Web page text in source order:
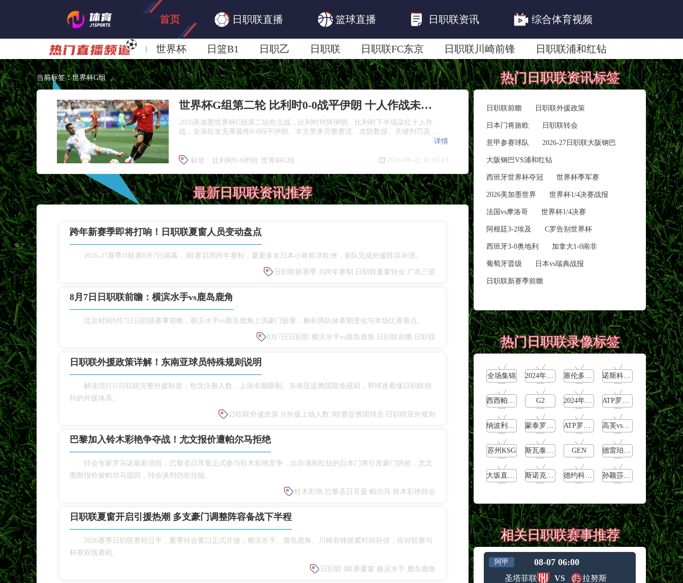
首页 日职联直播 篮球直播 日职联资讯 综合体育视频
世界杯 日篮B1 日职乙 日职联 日职联FC东京 日职联川崎前锋 日职联浦和红钻
日职联大阪钢巴 日职联广岛三箭 日职联横滨水手 日职联鹿岛鹿角
当前标签：世界杯G组
世界杯G组第二轮 比利时0-0战平伊朗 十人作战未能取胜
2026美加墨世界杯G组第二轮焦点战，比利时对阵伊朗。比利时下半场染红十人作
战，全场狂攻无果最终0-0闷平伊朗。本文带来完整赛况、攻防数据、关键判罚及 ...
标签 : 比利时0-0伊朗
世界杯G组
比利时vs伊朗战报
详情
2026-06-22 16:02:13
最新日职联资讯推荐
跨年新赛季即将打响！日职联夏窗人员变动盘点
2026‑27赛季J1联赛8月7日揭幕，J联赛启用跨年赛制，夏窗多名日本小将留洋欧洲，多队完成外援阵容补强。
日职联新赛季 J1跨年赛制 日职联夏窗转会 广岛三箭
8月7日日职联前瞻：横滨水手vs鹿岛鹿角
北京时间8月7日日职联赛事前瞻，横滨水手vs鹿岛鹿角上演豪门较量，解析两队休赛期变化与本场比赛看点。
8月7日日职联 横滨水手vs鹿岛鹿角 日职联前瞻 日职联
日职联外援政策详解！东南亚球员特殊规则说明
解读现行J1日职联完整外援制度，包含注册人数、上场名额限制、东南亚提携国豁免规则，帮球迷看懂日职联独
特的外援体系。
日职联外援政策 J1外援上场人数 J联赛提携国球员 日职联亚外规则
巴黎加入铃木彩艳争夺战！尤文报价遭帕尔马拒绝
转会专家罗马诺最新消息，巴黎圣日耳曼正式参与铃木彩艳竞争，出自浦和红钻的日本门将引发豪门哄抢，尤文
图斯报价被帕尔马驳回，转会谈判仍在拉锯。
铃木彩艳 巴黎圣日耳曼 帕尔马 铃木彩艳转会
日职联夏窗开启引援热潮 多支豪门调整阵容备战下半程
2026赛季日职联赛程过半，夏季转会窗口正式开放，横滨水手、鹿岛鹿角、川崎前锋抓紧时间补强，应对联赛与
杯赛双线赛程。
日职联 J联赛夏窗 横滨水手 鹿岛鹿角
热门日职联资讯标签
日职联前瞻 日职联外援政策
日本门将旅欧 日职联转会
意甲参赛球队 2026-27日职联大阪钢巴
大阪钢巴VS浦和红钻
西班牙世界杯夺冠 世界杯季军赛
2026美加墨世界 世界杯1/4决赛战报
法国vs摩洛哥 世界杯1/4决赛
阿根廷3-2埃及 C罗告别世界杯
西班牙3-0奥地利 加拿大1-0南非
葡萄牙晋级 日本vs瑞典战报
日职联新赛季前瞻
热门日职联录像标签
全场集锦 2024年5月13日 塞伦多洛vs卡恰洛夫 诺斯科娃vs郑钦文
西西帕斯vs诺里 G2 2024年5月11日 ATP罗马大师赛女单第2轮
纳波利塔诺vs贾里 蒙泰罗vs凯茨曼诺维奇 ATP罗马大师赛男单第2轮 高芙vs克里斯蒂安
苏州KSG 斯瓦泰克vs普丁塞娃 GEN 德雷珀vs梅德韦杰夫
大坂直美vs卡萨特金娜 斯诺克元老斯诺克世锦赛1/4决赛 德约科维奇vs穆泰 孙颖莎vs王艺迪
相关日职联赛事推荐
阿甲 08-07 06:00
圣塔菲联 VS 拉努斯